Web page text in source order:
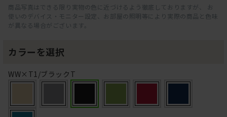
商品写真はできる限り実物の色に近づけるよう徹底しておりますが、 お
使いのデバイス・モニター設定、お部屋の照明等により実際の商品と色味
が異なる場合がございます。
カラーを選択
WW×T1/ブラックT